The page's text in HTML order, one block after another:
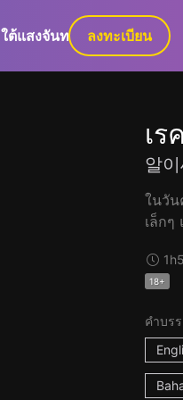
ใต้แสงจันทร์ GaLa+
ลงทะเบียน
เรค
알이
ในวัน
เล็กๆ
18+
คำบร